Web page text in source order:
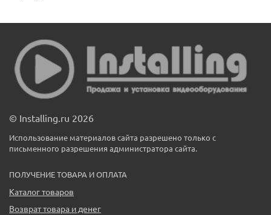
© Installing.ru 2026
Использование материалов сайта разрешено только с
письменного разрешения администратора сайта.
ПОЛУЧЕНИЕ ТОВАРА И ОПЛАТА
Каталог товаров
Возврат товара и денег